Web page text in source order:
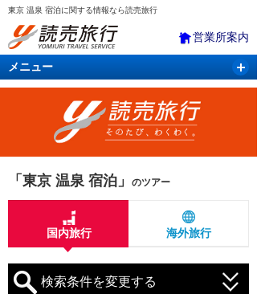
東京 温泉 宿泊に関する情報なら読売旅行
営業所案内
メニュー
国内旅行 バスツアー 海外旅行
「東京 温泉 宿泊」 のツアー
国内旅行 海外旅行
検索条件を変更する